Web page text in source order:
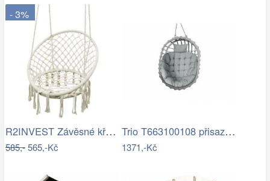
- 3%
R2INVEST Závěsné křeslo s třásněmi…
585,-565,-Kč
Trio T663100108 přisazené stropní…
1371,-Kč